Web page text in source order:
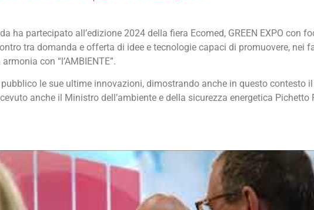
ha partecipato all’edizione 2024 della fiera Ecomed, GREEN EXPO con
tra domanda e offerta di idee e tecnologie capaci di promuovere, nei
con “l’AMBIENTE”.
le sue ultime innovazioni, dimostrando anche in questo contesto
anche il Ministro dell’ambiente e della sicurezza energetica Pichetto